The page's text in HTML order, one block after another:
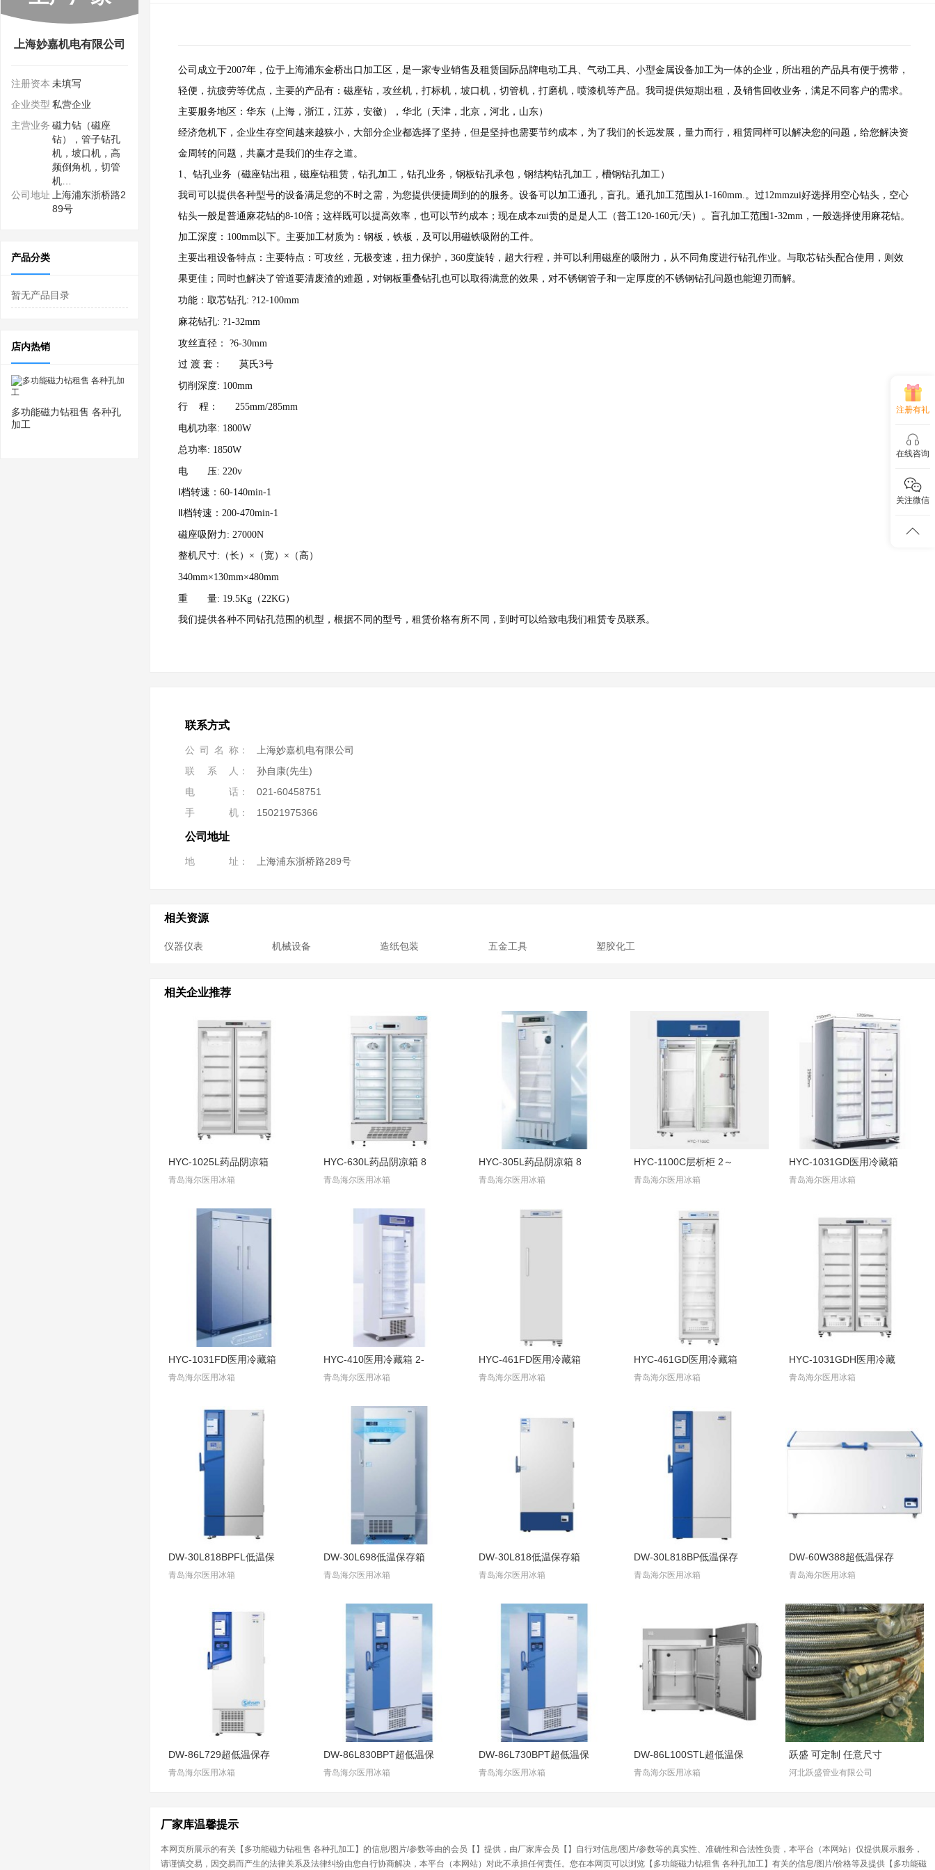
上海妙嘉机电有限公司
注册资本 未填写
企业类型 私营企业
主营业务 磁力钻（磁座
钻），管子钻孔
机，坡口机，高
频倒角机，切管
机…
公司地址
上海浦东浙桥路2
89号
产品分类
暂无产品目录
店内热销
多功能磁力钻租售 各种孔
加工
公司成立于2007年，位于上海浦东金桥出口加工区，是一家专业销售及租赁国际品牌电动工具、气动工具、小型金属设备加工为一体的企业，所出租的产品具有便于携带，
轻便，抗疲劳等优点，主要的产品有：磁座钻，攻丝机，打标机，坡口机，切管机，打磨机，喷漆机等产品。我司提供短期出租，及销售回收业务，满足不同客户的需求。
主要服务地区：华东（上海，浙江，江苏，安徽），华北（天津，北京，河北，山东）
经济危机下，企业生存空间越来越狭小，大部分企业都选择了坚持，但是坚持也需要节约成本，为了我们的长远发展，量力而行，租赁同样可以解决您的问题，给您解决资
金周转的问题，共赢才是我们的生存之道。
1、钻孔业务（磁座钻出租，磁座钻租赁，钻孔加工，钻孔业务，钢板钻孔承包，钢结构钻孔加工，槽钢钻孔加工）
我司可以提供各种型号的设备满足您的不时之需，为您提供便捷周到的的服务。设备可以加工通孔，盲孔。通孔加工范围从1-160mm.。过12mmzui好选择用空心钻头，空心
钻头一般是普通麻花钻的8-10倍；这样既可以提高效率，也可以节约成本；现在成本zui贵的是是人工（普工120-160元/天）。盲孔加工范围1-32mm，一般选择使用麻花钻。
加工深度：100mm以下。主要加工材质为：钢板，铁板，及可以用磁铁吸附的工件。
主要出租设备特点：主要特点：可攻丝，无极变速，扭力保护，360度旋转，超大行程，并可以利用磁座的吸附力，从不同角度进行钻孔作业。与取芯钻头配合使用，则效
果更佳；同时也解决了管道要清废渣的难题，对钢板重叠钻孔也可以取得满意的效果，对不锈钢管子和一定厚度的不锈钢钻孔问题也能迎刃而解。
功能：取芯钻孔: ?12-100mm
麻花钻孔: ?1-32mm
攻丝直径：
?6-30mm
过 渡 套： 莫氏3号
切削深度: 100mm
行 程： 255mm/285mm
电机功率: 1800W
总功率: 1850W
电 压: 220v
Ⅰ档转速：60-140min-1
Ⅱ档转速：200-470min-1
磁座吸附力: 27000N
整机尺寸:（长）×（宽）×（高）
340mm×130mm×480mm
重 量: 19.5Kg（22KG）
我们提供各种不同钻孔范围的机型，根据不同的型号，租赁价格有所不同，到时可以给致电我们租赁专员联系。
联系方式
公司名称
上海妙嘉机电有限公司
联系人
孙自康(先生)
电话
021-60458751
手机
15021975366
公司地址
地址 上海浦东浙桥路289号
相关资源
仪器仪表 机械设备 造纸包装 五金工具 塑胶化工
相关企业推荐
HYC-1025L药品阴凉箱
青岛海尔医用冰箱
HYC-630L药品阴凉箱 8
青岛海尔医用冰箱
HYC-305L药品阴凉箱 8
青岛海尔医用冰箱
HYC-1100C层析柜 2～
青岛海尔医用冰箱
HYC-1031GD医用冷藏箱
青岛海尔医用冰箱
HYC-1031FD医用冷藏箱
青岛海尔医用冰箱
HYC-410医用冷藏箱 2-
青岛海尔医用冰箱
HYC-461FD医用冷藏箱
青岛海尔医用冰箱
HYC-461GD医用冷藏箱
青岛海尔医用冰箱
HYC-1031GDH医用冷藏
青岛海尔医用冰箱
DW-30L818BPFL低温保
青岛海尔医用冰箱
DW-30L698低温保存箱
青岛海尔医用冰箱
DW-30L818低温保存箱
青岛海尔医用冰箱
DW-30L818BP低温保存
青岛海尔医用冰箱
DW-60W388超低温保存
青岛海尔医用冰箱
DW-86L729超低温保存
青岛海尔医用冰箱
DW-86L830BPT超低温保
青岛海尔医用冰箱
DW-86L730BPT超低温保
青岛海尔医用冰箱
DW-86L100STL超低温保
青岛海尔医用冰箱
跃盛 可定制 任意尺寸
河北跃盛管业有限公司
厂家库温馨提示
本网页所展示的有关【多功能磁力钻租售 各种孔加工】的信息/图片/参数等由的会员【】提供，由厂家库会员【】自行对信息/图片/参数等的真实性、准确性和合法性负责，本平台（本网站）仅提供展示服务，
请谨慎交易，因交易而产生的法律关系及法律纠纷由您自行协商解决，本平台（本网站）对此不承担任何责任。您在本网页可以浏览【多功能磁力钻租售 各种孔加工】有关的信息/图片/价格等及提供【多功能磁
注册有礼
在线咨询
关注微信